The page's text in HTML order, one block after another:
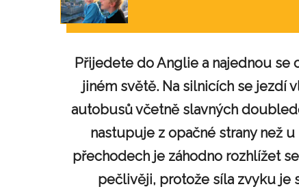
Přijedete do Anglie a najednou se
jiném světě. Na silnicích se jezdí
autobusů včetně slavných
nastupuje z opačné strany než u
přechodech je záhodno rozhlížet
pečlivěji, protože síla zvyku je